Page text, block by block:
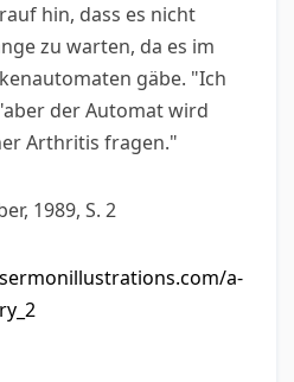
hin, dass es nicht
zu warten, da es im
gäbe. "Ich
der Automat wird
Arthritis fragen."
1989, S. 2
a-